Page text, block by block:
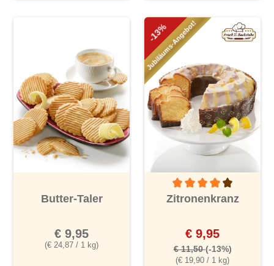
Butter-Taler
(€ 24,87 / 1 kg)
€ 9,95
-13%
Jubiläums-Angebot!
Durchschnittliche
Zitronenkranz
(€ 19,90 / 1 kg)
€ 9,95
€ 11,50(-13%)